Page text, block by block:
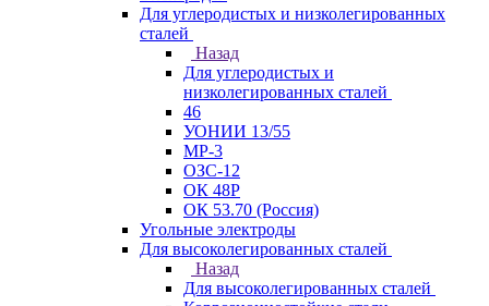
Для углеродистых и низколегированных
сталей
Назад
Для углеродистых и
низколегированных сталей
46
УОНИИ 13/55
МР-3
ОЗС-12
ОК 48Р
ОК 53.70 (Россия)
Угольные электроды
Для высоколегированных сталей
Назад
Для высоколегированных сталей